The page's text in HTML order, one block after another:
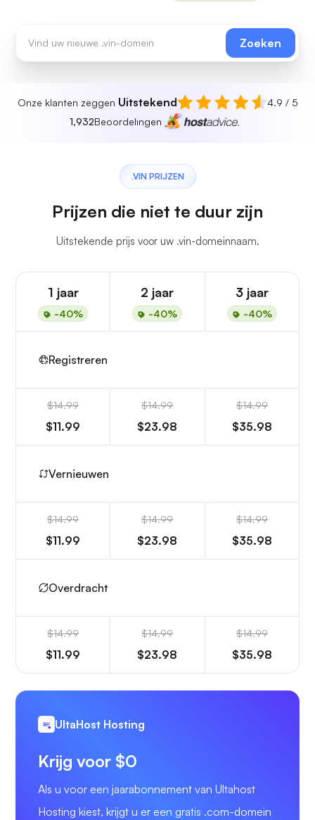
Zoeken
Onze klanten zeggen Uitstekend
4.9 / 5
1,932Beoordelingen
.VIN PRIJZEN
Prijzen die niet te duur zijn
Uitstekende prijs voor uw .vin-domeinnaam.
1 jaar
-40%
2 jaar
-40%
3 jaar
-40%
Registreren
$14.99
$11.99
$14.99
$23.98
$14.99
$35.98
Vernieuwen
$14.99
$11.99
$14.99
$23.98
$14.99
$35.98
Overdracht
$14.99
$11.99
$14.99
$23.98
$14.99
$35.98
UltaHost Hosting
Krijg voor $0
Als u voor een jaarabonnement van Ultahost
Hosting kiest, krijgt u er een gratis .com-domein